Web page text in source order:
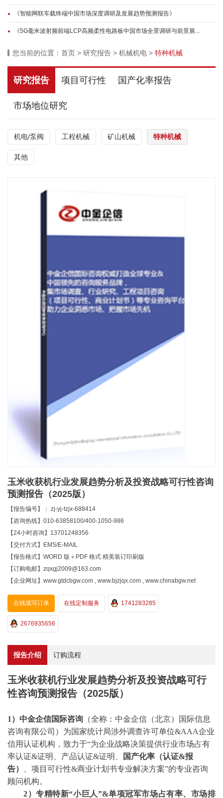
《智能网联车载终端中国市场深度调研及发展趋势预测报告》
《5G毫米波射频前端LCP高频柔性电路板中国市场全景调研与前景展...
您当前的位置： 首页 > 研究报告 > 机械机电 > 特种机械
研究报告 项目可行性 国产化率报告
市场地位研究
机电/泵阀 工程机械 矿山机械 特种机械
其他
玉米收获机行业发展趋势分析及投资战略可行性咨询
预测报告（2025版）
【报告编号】： zj-yj-tzjx-688414
【咨询热线】010-63858100/400-1050-986
【24小时咨询】13701248356
【交付方式】EMS/E-MAIL
【报告格式】WORD 版＋PDF 格式 精美装订印刷版
【订购电邮】zqxgj2009@163.com
【企业网址】www.gtdcbgw.com , www.bjzjqx.com , www.chinabgw.net
在线填写订单 在线定制服务 1741283285
2676935656
报告介绍 订购流程
玉米收获机行业发展趋势分析及投资战略可行
性咨询预测报告（2025版）
1）中金企信国际咨询 （全称：中金企信（北京）国际信息
咨询有限公司）为国家统计局涉外调查许可单位&AAA企业
信用认证机构，致力于“为企业战略决策提供行业市场占有
率认证&证明、产品认证&证明、 国产化率（认证&报
告）
、 项目可行性&商业计划书专业解决方案”的专业咨询
顾问机构。
2）专精特新“小巨人”&单项冠军市场占有率、市场排